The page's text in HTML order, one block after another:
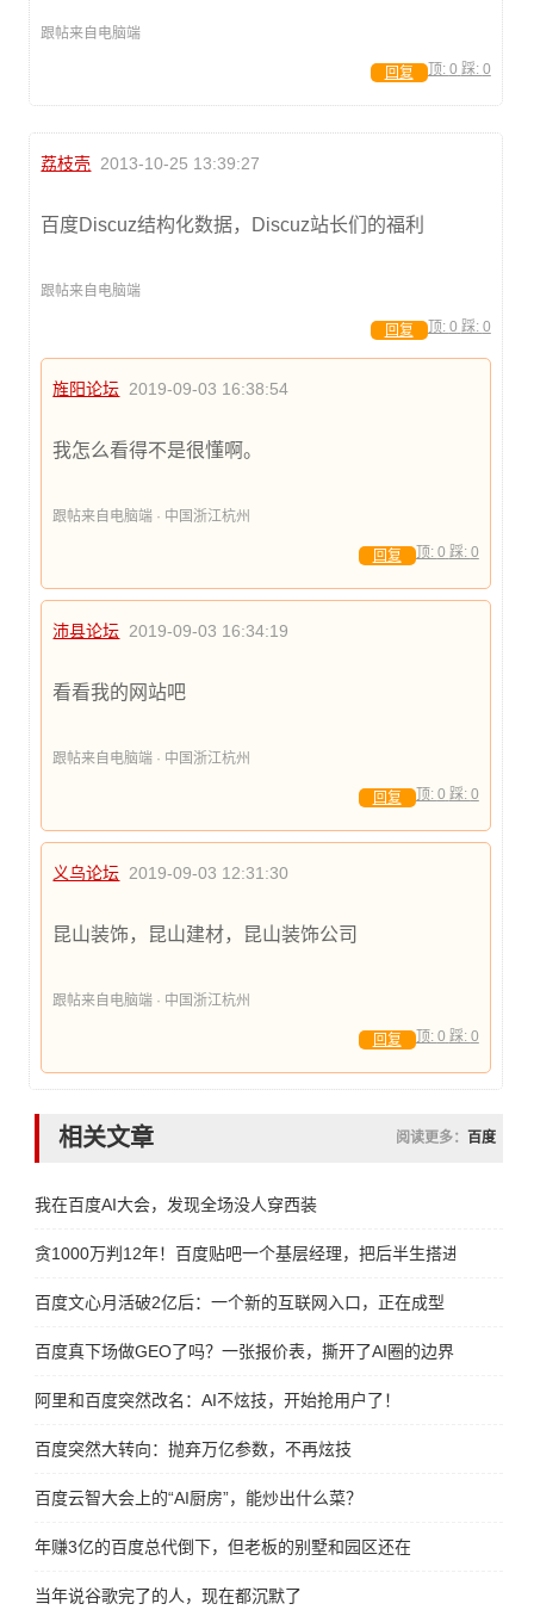
跟帖来自电脑端
顶: 0 踩: 0
回复
荔枝壳 2013-10-25 13:39:27
百度Discuz结构化数据，Discuz站长们的福利
跟帖来自电脑端
顶: 0 踩: 0
回复
旌阳论坛 2019-09-03 16:38:54
我怎么看得不是很懂啊。
跟帖来自电脑端 · 中国浙江杭州
顶: 0 踩: 0
回复
沛县论坛 2019-09-03 16:34:19
看看我的网站吧
跟帖来自电脑端 · 中国浙江杭州
顶: 0 踩: 0
回复
义乌论坛 2019-09-03 12:31:30
昆山装饰，昆山建材，昆山装饰公司
跟帖来自电脑端 · 中国浙江杭州
顶: 0 踩: 0
回复
相关文章 阅读更多： 百度
我在百度AI大会，发现全场没人穿西装
贪1000万判12年！百度贴吧一个基层经理，把后半生搭进去了
百度文心月活破2亿后：一个新的互联网入口，正在成型
百度真下场做GEO了吗？一张报价表，撕开了AI圈的边界
阿里和百度突然改名：AI不炫技，开始抢用户了！
百度突然大转向：抛弃万亿参数，不再炫技
百度云智大会上的“AI厨房”，能炒出什么菜？
年赚3亿的百度总代倒下，但老板的别墅和园区还在
当年说谷歌完了的人，现在都沉默了